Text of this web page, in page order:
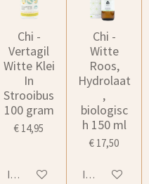
Chi -
Vertagil
Witte Klei
In
Strooibus
100 gram
€ 14,95
In winkelwagen
Chi -
Witte
Roos,
Hydrolaat
,
biologisc
h 150 ml
€ 17,50
In